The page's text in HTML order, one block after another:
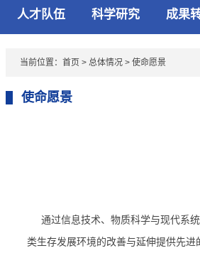
人才队伍 科学研究 成果
当前位置： 首页 > 总体情况 > 使命愿景
使命愿景
通过信息技术、物质科学与现代系
类生存发展环境的改善与延伸提供先进